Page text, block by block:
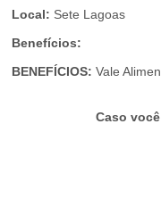
Local: Sete Lagoas
Benefícios:
BENEFÍCIOS: Vale
Caso